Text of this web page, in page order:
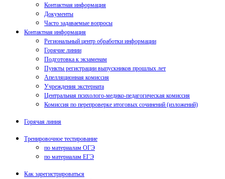
Контактная информация
Документы
Часто задаваемые вопросы
Контактная информация
Региональный центр обработки информации
Горячие линии
Подготовка к экзаменам
Пункты регистрации выпускников прошлых лет
Апелляционная комиссия
Учреждения экстерната
Центральная психолого-медико-педагогическая комиссия
Комиссия по перепроверке итоговых сочинений (изложений)
Горячая линия
Тренировочное тестирование
по материалам ОГЭ
по материалам ЕГЭ
Как зарегистрироваться